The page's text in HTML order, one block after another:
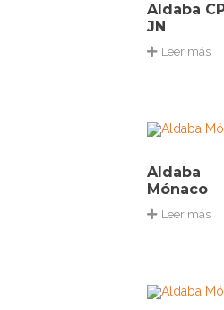
Aldaba
JN
Leer más
Aldaba
Mónaco
Leer más